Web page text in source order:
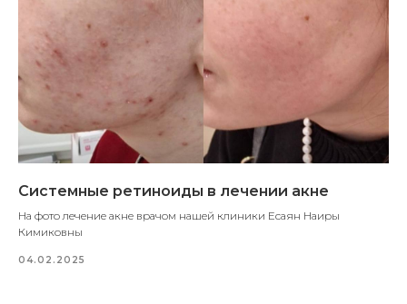
Системные ретиноиды в лечении акне
На фото лечение акне врачом нашей клиники Есаян Наиры
Кимиковны
04.02.2025